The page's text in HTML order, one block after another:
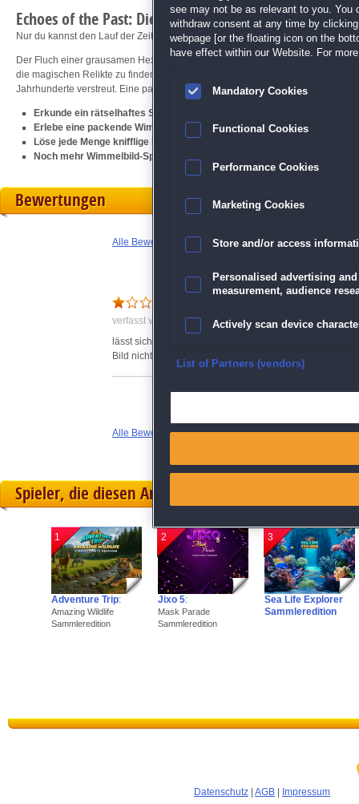
Echoes of the Past: Die Zitadellen der Zeit
Nur du kannst den Lauf der Zeit wiederherstellen!
Der Fluch einer grausamen Hexe hat dich getroffen! Du bist dazu verdammt,
die magischen Relikte zu finden, die überall im Schloss versteckt sind. Der
Jahrhunderte verstreut. Eine packende Wimmelbild-Zeitreise erwartet dich!
Erkunde ein rätselhaftes Schloss und seine Geheimnisse
Erlebe eine packende Wimmelbild-Zeitreise
Löse jede Menge knifflige Minispiele und Rätsel
Noch mehr Wimmelbild-Spaß erwartet dich im Vorgänger
Bewertungen
Alle Bewertungen anzeigen
verfasst von Claudia am 28.07.2016 um 14:34
lässt sich leider auch nicht an den Laptop vom Bild her
Bild nicht größer geht, daher deinstalliert.
Alle Bewertungen anzeigen
Spieler, die diesen Artikel gekauft haben, spielten
1
Adventure Trip:
Amazing Wildlife
Sammleredition
2
Jixo 5:
Mask Parade
Sammleredition
3
Sea Life Explorer
Sammleredition
Datenschutz AGB Impressum
see may not be as relevant to you. You
withdraw consent at any time by
webpage [or the floating icon on the
have effect within our Website. For
Mandatory Cookies
Functional Cookies
Performance Cookies
Marketing Cookies
Store and/or access
Personalised advertising
measurement, audience
Actively scan device
Ensure security, prevent
Save and communicate
List of Partners (vendors)